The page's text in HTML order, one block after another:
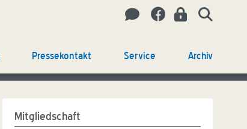
Pressekontakt Service Archiv
Mitgliedschaft